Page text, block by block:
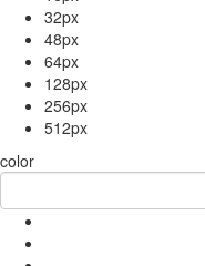
32px
48px
64px
128px
256px
512px
color